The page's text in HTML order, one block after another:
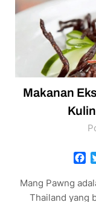
Makanan
Mang Pawng
Thailand yang